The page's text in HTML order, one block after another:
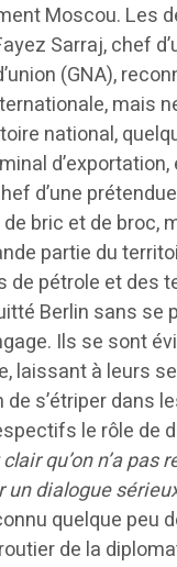
Moscou. Les
Sarraj, chef
(GNA),
mais
national,
d’une prétendue
bric et de broc,
partie du
de pétrole et des
Berlin sans se
Ils se sont
laissant à leurs
s’étriper dans
le rôle de
qu’on n’a pas
un dialogue
quelque peu
de la